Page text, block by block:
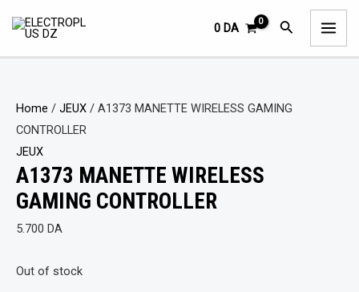
contenu
0DA Rechercher
Home / JEUX / A1373 MANETTE WIRELESS GAMING
CONTROLLER
JEUX
A1373 MANETTE WIRELESS
GAMING CONTROLLER
5.700 DA
Out of stock